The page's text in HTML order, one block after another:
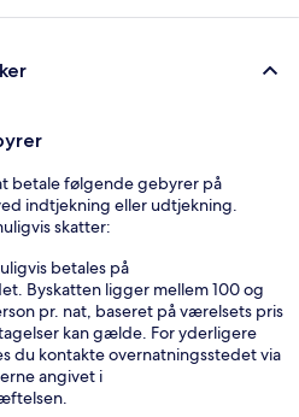
betale følgende gebyrer på
indtjekning eller udtjekning.
skatter:
betales på
Byskatten ligger mellem 100 og
pr. nat, baseret på værelsets pris
kan gælde. For yderligere
du kontakte overnatningsstedet via
angivet i